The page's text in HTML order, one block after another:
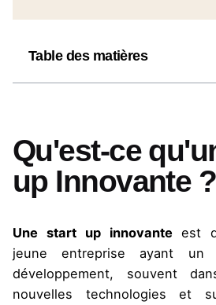
Table des matières
Qu'est-ce
up Innovante ?
Une startup innovanteest
jeune entreprise ayant
développement, souvent
nouvelles technologies et